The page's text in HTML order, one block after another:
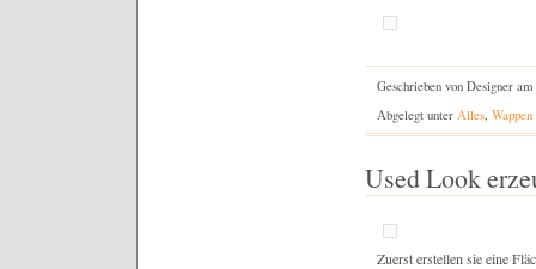
Geschrieben von Designer
Abgelegt unter Alles,
Used Look
Zuerst erstellen sie eine